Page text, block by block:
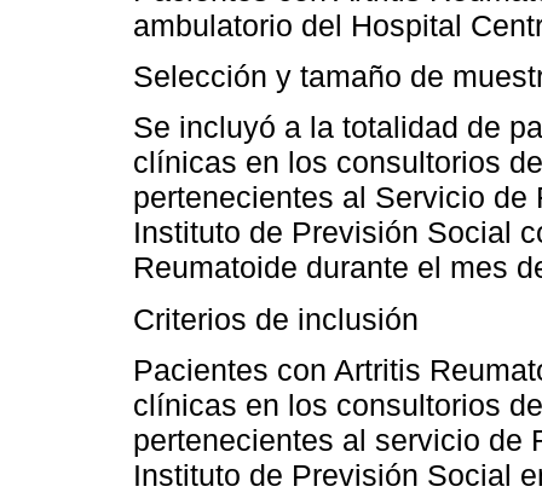
ambulatorio del Hospital
Selección y tamaño de
Se incluyó a la totalidad de
clínicas en los consultorios
pertenecientes al Servicio
Instituto de Previsión Social
Reumatoide durante el mes
Criterios de inclusión
Pacientes con Artritis
clínicas en los consultorios
pertenecientes al servicio de
Instituto de Previsión Social